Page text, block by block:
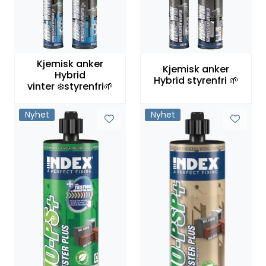
Kjemisk anker
Hybrid
vinter ❄️styrenfri🌱
Kjemisk anker
Hybrid styrenfri 🌱
Nyhet Nyhet